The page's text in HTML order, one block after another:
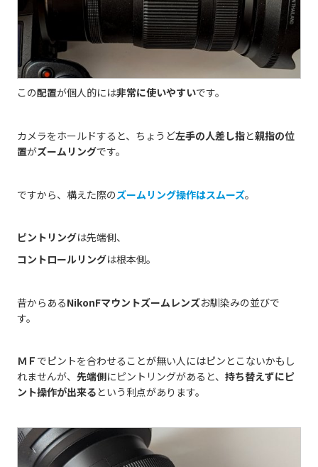
この配置が個人的には非常に使いやすいです。
カメラをホールドすると、ちょうど左手の人差し指と親指の位
置がズームリングです。
ですから、構えた際のズームリング操作はスムーズ。
ピントリングは先端側、
コントロールリングは根本側。
昔からあるNikonFマウントズームレンズお馴染みの並びで
す。
ＭＦ でピントを合わせることが無い人にはピンとこないかもし
れませんが、 先端側にピントリングがあると、 持ち替えずにピ
ント操作が出来るという利点があります。